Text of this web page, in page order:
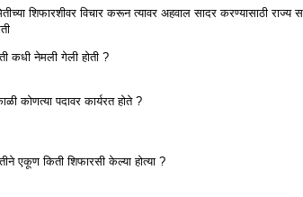
शिफारशीवर विचार करून त्यावर अहवाल सादर करण्यासाठी राज्य
कधी नेमली गेली होती ?
कोणत्या पदावर कार्यरत होते ?
एकूण किती शिफारसी केल्या होत्या ?